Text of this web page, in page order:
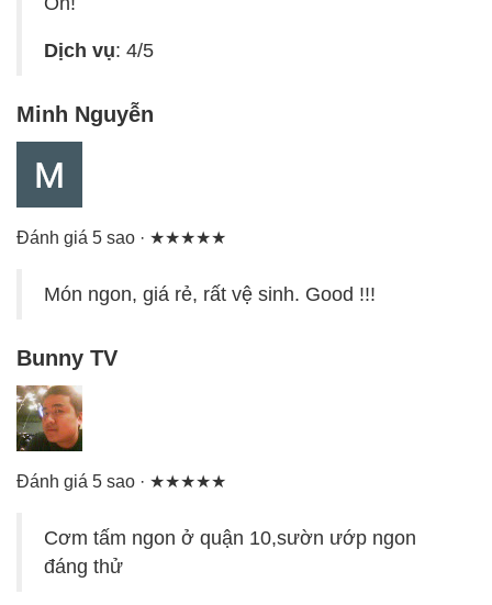
Dịch vụ: 4/5
Minh Nguyễn
Đánh giá 5 sao · ★★★★★
Món ngon, giá rẻ, rất vệ sinh. Good !!!
Bunny TV
Đánh giá 5 sao · ★★★★★
Cơm tấm ngon ở quận 10,sườn ướp ngon
đáng thử